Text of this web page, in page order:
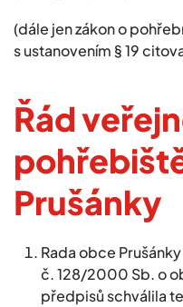
(dále jen zákon o
s ustanovením § 19
Řád
Prušánky
Rada obce
č. 128/2000 Sb. o
předpisů schválila